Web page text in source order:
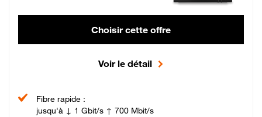
Choisir cette offre
Voir le détail
Fibre rapide :
jusqu'à ↓ 1 Gbit/s ↑ 700 Mbit/s